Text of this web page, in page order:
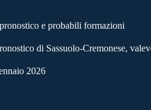
e probabili formazioni
di Sassuolo-Cremonese,
2026